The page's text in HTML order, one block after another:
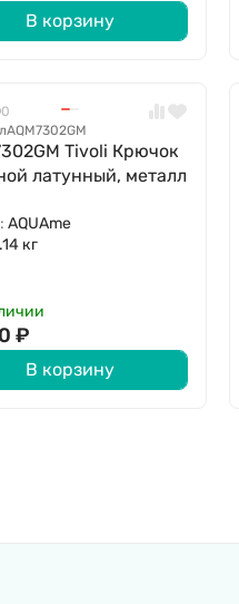
В корзину
0
AQM7302GM
Tivoli Крючок
латунный, металл
AQUAme
кг
₽
В корзину